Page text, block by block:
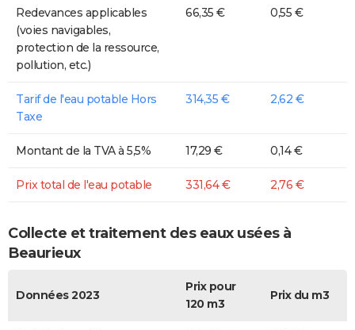
Redevances applicables
(voies navigables,
protection de la ressource,
pollution, etc.)
66,35 € 0,55 €
Tarif de l'eau potable Hors
Taxe
314,35 € 2,62 €
Montant de la TVA à 5,5% 17,29 € 0,14 €
Prix total de l'eau potable 331,64 € 2,76 €
Collecte et traitement des eaux usées à
Beaurieux
Données 2023
Prix pour
120 m3
Prix du m3